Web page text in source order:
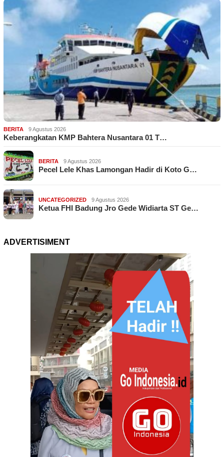
BERITA 9 Agustus 2026
Keberangkatan KMP Bahtera Nusantara 01 T…
BERITA 9 Agustus 2026
Pecel Lele Khas Lamongan Hadir di Koto G…
UNCATEGORIZED 9 Agustus 2026
Ketua FHI Badung Jro Gede Widiarta ST Ge…
ADVERTISIMENT